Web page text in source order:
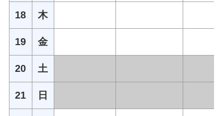
18 木
19 金
20 土
21 日